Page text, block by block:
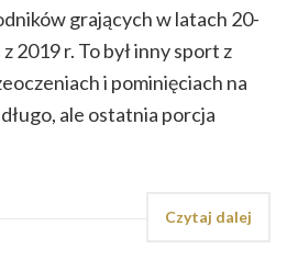
grających w latach 20-
2019 r. To był inny sport z
i pominięciach na
ale ostatnia porcja
Czytaj dalej